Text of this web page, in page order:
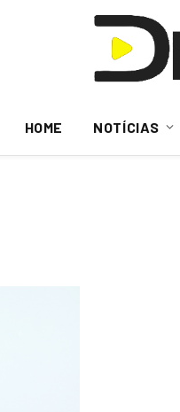
HOME NOTÍCIAS